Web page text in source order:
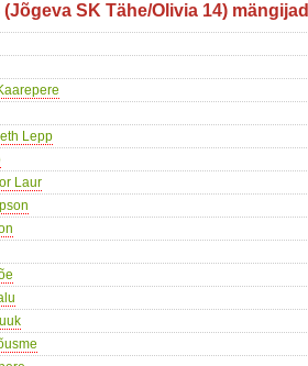
(Jõgeva SK Tähe/Olivia 14) mängijad
Lepp
Laur